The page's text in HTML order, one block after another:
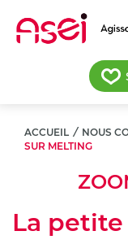
contenu
ACCUEIL / NOUS
SUR MELTING
La